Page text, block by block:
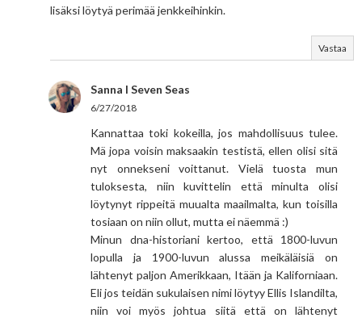
lisäksi löytyä perimää jenkkeihinkin.
Vastaa
Sanna I Seven Seas
6/27/2018
Kannattaa toki kokeilla, jos mahdollisuus tulee.
Mä jopa voisin maksaakin testistä, ellen olisi sitä
nyt onnekseni voittanut. Vielä tuosta mun
tuloksesta, niin kuvittelin että minulta olisi
löytynyt rippeitä muualta maailmalta, kun toisilla
tosiaan on niin ollut, mutta ei näemmä :)
Minun dna-historiani kertoo, että 1800-luvun
lopulla ja 1900-luvun alussa meikäläisiä on
lähtenyt paljon Amerikkaan, Itään ja Kaliforniaan.
Eli jos teidän sukulaisen nimi löytyy Ellis Islandilta,
niin voi myös johtua siitä että on lähtenyt